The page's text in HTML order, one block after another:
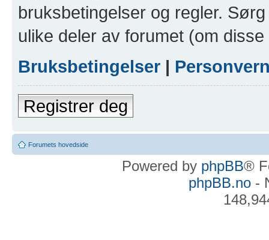
bruksbetingelser og regler.
ulike deler av forumet (om
Bruksbetingelser |
Registrer deg
Forumets hovedside
Powered by phpBB®
phpBB.no-